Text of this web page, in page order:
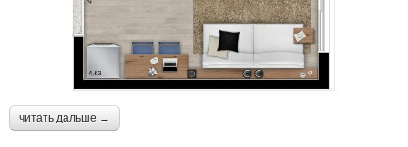
читать дальше →